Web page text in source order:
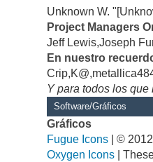
Unknown W.
Project Managers
Jeff Lewis,Joseph
En nuestro
Y para todos los que
Software/Gráficos
Gráficos
Fugue Icons | ©
Oxygen Icons |